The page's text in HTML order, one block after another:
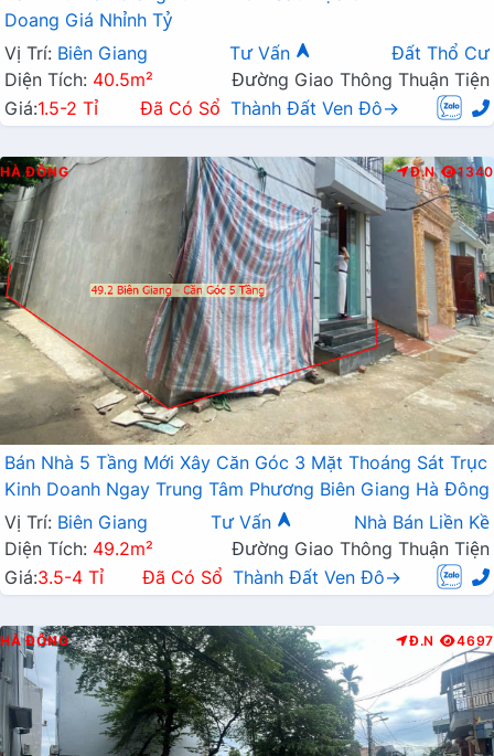
Doang Giá Nhỉnh Tỷ
Vị Trí: Biên Giang Tư Vấn
Đất Thổ Cư
Diện Tích: 40.5m²
Đường Giao Thông Thuận Tiện
Giá:1.5-2 Tỉ Đã Có Sổ Thành Đất Ven Đô→
HÀ ĐÔNG Đ.N 1340
Bán Nhà 5 Tầng Mới Xây Căn Góc 3 Mặt Thoáng Sát Trục
Kinh Doanh Ngay Trung Tâm Phương Biên Giang Hà Đông
Vị Trí: Biên Giang Tư Vấn
Nhà Bán Liền Kề
Diện Tích: 49.2m²
Đường Giao Thông Thuận Tiện
Giá:3.5-4 Tỉ Đã Có Sổ Thành Đất Ven Đô→
HÀ ĐÔNG Đ.N 4697